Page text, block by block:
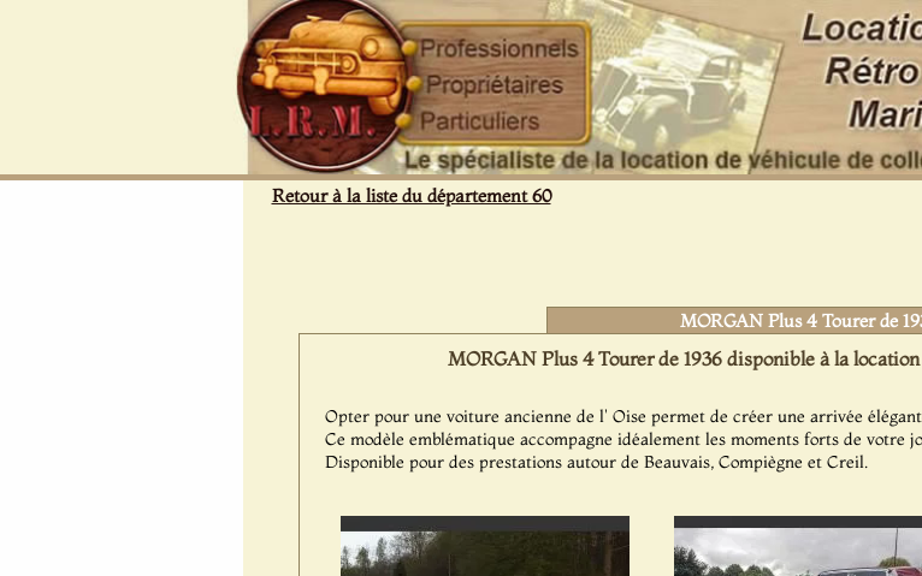
Retour à la liste du département 60
MORGAN Plus 4 Tourer de
MORGAN Plus 4 Tourer de 1936 disponible à la
Opter pour une voiture ancienne de l' Oise permet de créer une arrivée
Ce modèle emblématique accompagne idéalement les moments forts de votre
Disponible pour des prestations autour de Beauvais, Compiègne et Creil.
Panneau de gestion des cookies